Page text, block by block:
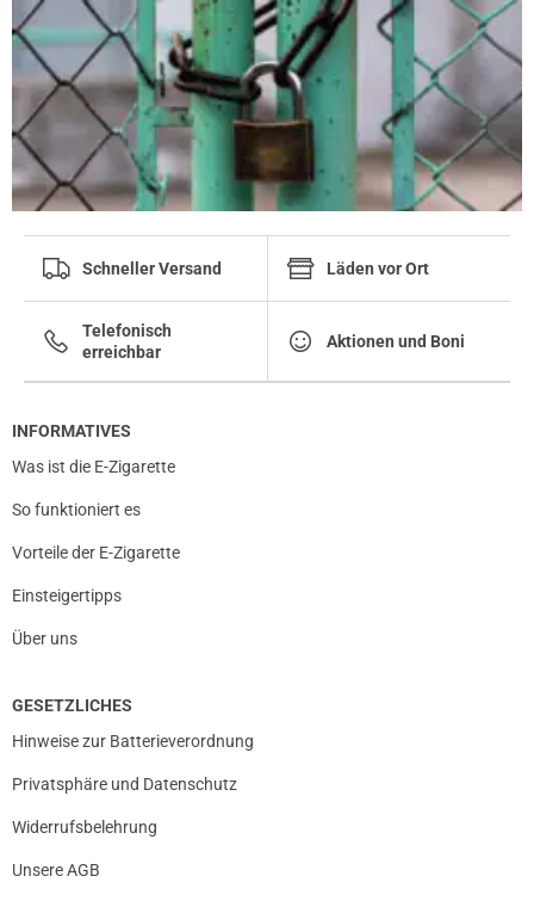
Schneller Versand Läden vor Ort
Telefonisch
erreichbar
Aktionen und Boni
INFORMATIVES
Was ist die E-Zigarette
So funktioniert es
Vorteile der E-Zigarette
Einsteigertipps
Über uns
GESETZLICHES
Hinweise zur Batterieverordnung
Privatsphäre und Datenschutz
Widerrufsbelehrung
Unsere AGB